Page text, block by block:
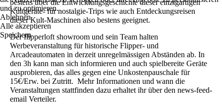
bestens über die Entwicklungsgeschichte dieser einzigartigen
Kultgeräte- für nostalgie-Trips wie auch Entdeckungsreisen
dieser Kult-Maschinen also bestens geeignet.
Der flipperloft showroom und sein Team halten
Werbeveranstaltung für historische Flipper- und
Arcadeautomaten in derzeit unregelmässigen Abständen ab. In
den 3h kann man sich informieren und auch spielbereite Geräte
ausprobieren, das alles gegen eine Unkostenpauschale für
15€/Erw. bei Zutritt. Mehr Informationen und wann die
Veranstaltungen stattfinden dazu erhaltet ihr über den news-feed-
email Verteiler.
und zu optimieren.
Ablehnen
Alle akzeptieren
Speichern